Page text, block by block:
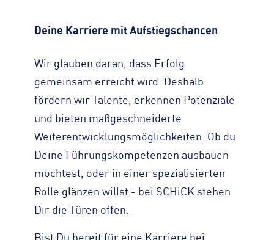
Deine Karriere mit Aufstiegschancen
Wir glauben daran, dass Erfolg
gemeinsam erreicht wird. Deshalb
fördern wir Talente, erkennen Potenziale
und bieten maßgeschneiderte
Weiterentwicklungsmöglichkeiten. Ob du
Deine Führungskompetenzen ausbauen
möchtest, oder in einer spezialisierten
Rolle glänzen willst - bei SCHiCK stehen
Dir die Türen offen.